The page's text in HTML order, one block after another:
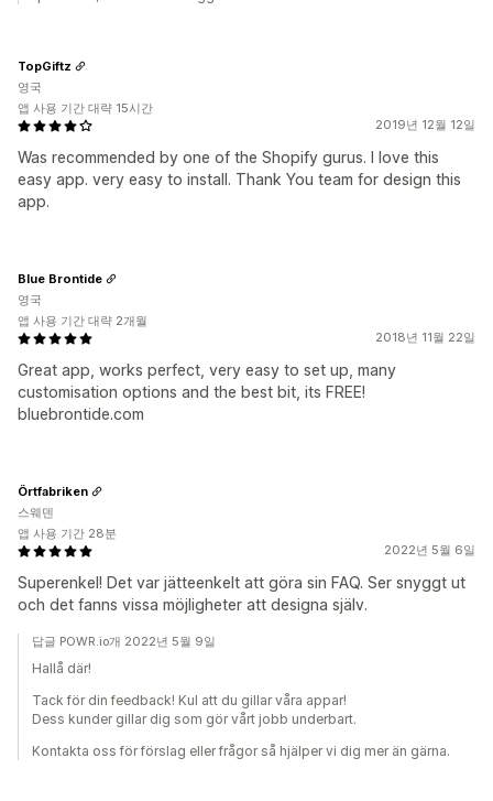
2019년 12월 12일
Was recommended by one of the Shopify gurus. I love this
easy app. very easy to install. Thank You team for design this
app.
TopGiftz
영국
앱 사용 기간 대략 15시간
2018년 11월 22일
Great app, works perfect, very easy to set up, many
customisation options and the best bit, its FREE!
bluebrontide.com
Blue Brontide
영국
앱 사용 기간 대략 2개월
2022년 5월 6일
Superenkel! Det var jätteenkelt att göra sin FAQ. Ser snyggt ut
och det fanns vissa möjligheter att designa själv.
Örtfabriken
스웨덴
앱 사용 기간 28분
답글 POWR.io개 2022년 5월 9일
Hallå där!
Tack för din feedback! Kul att du gillar våra appar!
Dess kunder gillar dig som gör vårt jobb underbart.
Kontakta oss för förslag eller frågor så hjälper vi dig mer än gärna.